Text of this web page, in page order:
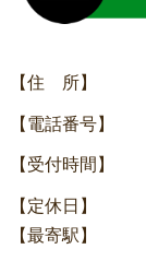
【住 所】
【電話番号】
【受付時間】
【定休日】
【最寄駅】